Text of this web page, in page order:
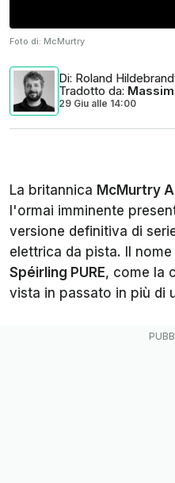
Foto di: McMurtry
Di: Roland
Tradotto da:
29 Giu alle 14:00
La britannica McMurtry
l'ormai imminente
versione definitiva di
elettrica da pista. Il
Spéirling PURE, come la
vista in passato in più di